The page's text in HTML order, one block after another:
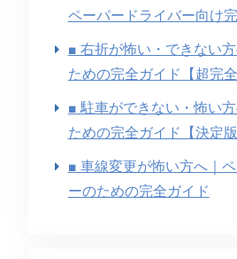
ペーパードライバー向け
■ 右折が怖い・できない
ための完全ガイド【超完全
■ 駐車ができない・怖い
ための完全ガイド【決定版
■ 車線変更が怖い方へ｜
ーのための完全ガイド